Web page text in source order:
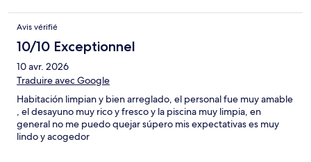
Avis vérifié
10/10 Exceptionnel
10 avr. 2026
Traduire avec Google
Habitación limpian y bien arreglado, el personal fue muy amable
, el desayuno muy rico y fresco y la piscina muy limpia, en
general no me puedo quejar súpero mis expectativas es muy
lindo y acogedor